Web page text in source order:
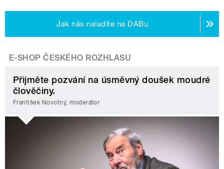
Jak nás naladíte na DABu
E-SHOP ČESKÉHO ROZHLASU
Přijměte pozvání na úsměvný doušek moudré
člověčiny.
František Novotný, moderátor